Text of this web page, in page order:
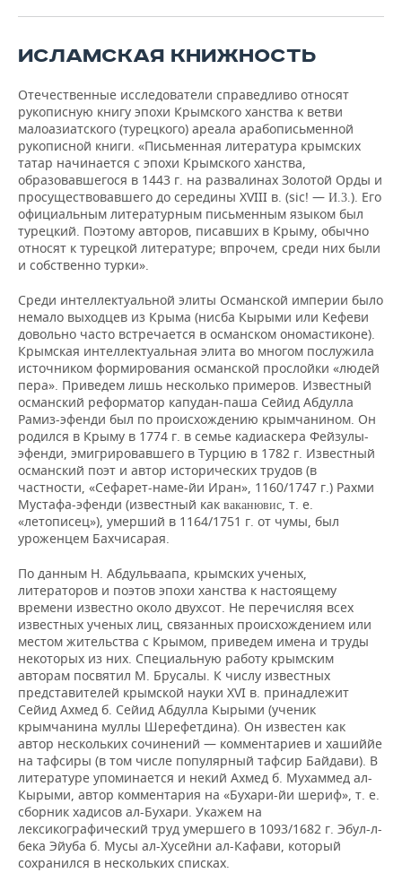
ИСЛАМСКАЯ КНИЖНОСТЬ
Отечественные исследователи справедливо относят
рукописную книгу эпохи Крымского ханства к ветви
малоазиатского (турецкого) ареала арабописьменной
рукописной книги. «Письменная литература крымских
татар начинается с эпохи Крымского ханства,
образовавшегося в 1443 г. на развалинах Золотой Орды и
просуществовавшего до середины XVIII в. (siс! — И.3.). Его
официальным литературным письменным языком был
турецкий. Поэтому авторов, писавших в Крыму, обычно
относят к турецкой литературе; впрочем, среди них были
и собственно турки».
Среди интеллектуальной элиты Османской империи было
немало выходцев из Крыма (нисба Кырыми или Кефеви
довольно часто встречается в османском ономастиконе).
Крымская интеллектуальная элита во многом послужила
источником формирования османской прослойки «людей
пера». Приведем лишь несколько примеров. Известный
османский реформатор капудан-паша Сейид Абдулла
Рамиз-эфенди был по происхождению крымчанином. Он
родился в Крыму в 1774 г. в семье кадиаскера Фейзулы-
эфенди, эмигрировавшего в Турцию в 1782 г. Известный
османский поэт и автор исторических трудов (в
частности, «Сефарет-наме-йи Иран», 1160/1747 г.) Рахми
Мустафа-эфенди (известный как ваканювис, т. е.
«летописец»), умерший в 1164/1751 г. от чумы, был
уроженцем Бахчисарая.
По данным Н. Абдульваапа, крымских ученых,
литераторов и поэтов эпохи ханства к настоящему
времени известно около двухсот. Не перечисляя всех
известных ученых лиц, связанных происхождением или
местом жительства с Крымом, приведем имена и труды
некоторых из них. Специальную работу крымским
авторам посвятил М. Брусалы. К числу известных
представителей крымской науки XVI в. принадлежит
Сейид Ахмед б. Сейид Абдулла Кырыми (ученик
крымчанина муллы Шерефетдина). Он известен как
автор нескольких сочинений — комментариев и хашиййе
на тафсиры (в том числе популярный тафсир Байдави). В
литературе упоминается и некий Ахмед б. Мухаммед ал-
Кырыми, автор комментария на «Бухари-йи шериф», т. е.
сборник хадисов ал-Бухари. Укажем на
лексикографический труд умершего в 1093/1682 г. Эбул-л-
бека Эйуба б. Мусы ал-Хусейни ал-Кафави, который
сохранился в нескольких списках.